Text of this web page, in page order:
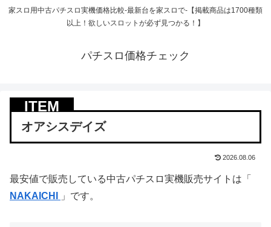
家スロ用中古パチスロ実機価格比較-最新台を家スロで-【掲載商品は1700種類
以上！欲しいスロットが必ず見つかる！】
パチスロ価格チェック
オアシスデイズ
2026.08.06
最安値で販売している中古パチスロ実機販売サイトは「
NAKAICHI
」です。